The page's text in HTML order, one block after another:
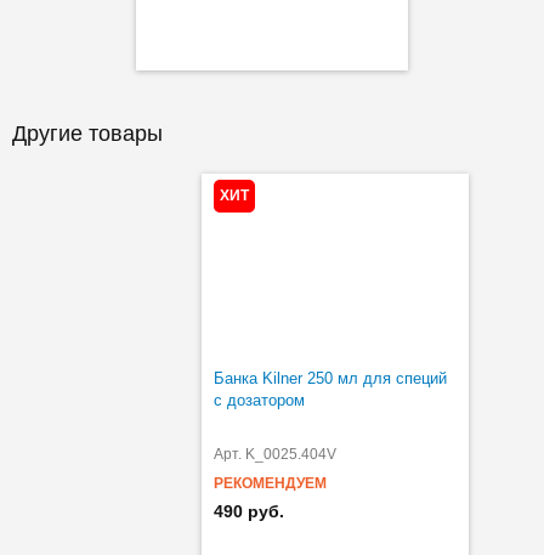
Другие товары
ХИТ
Банка Kilner 250 мл для специй
с дозатором
Арт. K_0025.404V
РЕКОМЕНДУЕМ
490 руб.